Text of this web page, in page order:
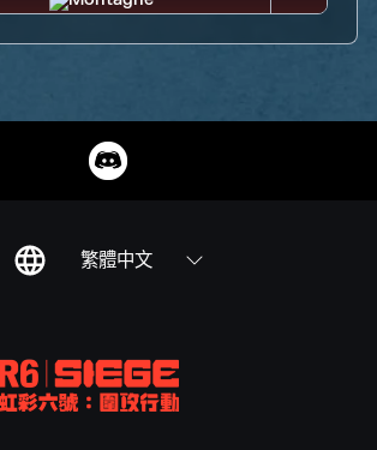
繁體中文